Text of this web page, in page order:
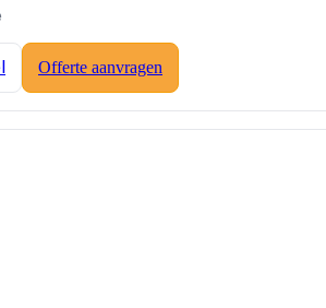
Offerte aanvragen